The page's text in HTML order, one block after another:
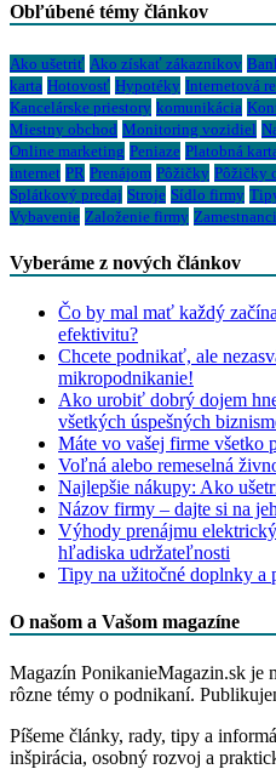
Obľúbené témy článkov
Ako ušetriť Ako získať zákazníkov
karta Hotovosť Hypotéky Internetová
Kancelárske priestory komunikácia
Miestny obchod Monitoring vozidiel
Online marketing Peniaze Platobná
internet PR Prenájom Pôžičky Pôžičky
Splátkový predaj Stroje Sídlo firmy
Vybavenie Založenie firmy Zamestnanci
Vyberáme z nových článkov
Čo by mal mať každý
efektivitu?
Chcete podnikať, ale
mikropodnikanie!
Ako urobiť dobrý dojem
všetkých úspešných
Máte vo vašej firme všetko
Voľná alebo remeselná
Najlepšie nákupy: Ako
Názov firmy – dajte si na
Výhody prenájmu
hľadiska udržateľnosti
Tipy na užitočné doplnky a
O našom a Vašom magazíne
Magazín PonikanieMagazin.sk je
rôzne témy o podnikaní.
Píšeme články, rady, tipy a
inšpirácia, osobný rozvoj a